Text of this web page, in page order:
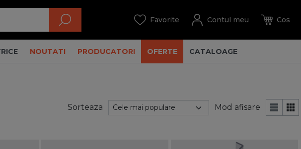
NOUTATI PRODUCATORI OFERTE CATALOAGE
Sorteaza Mod afisare